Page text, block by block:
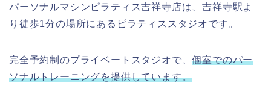
パーソナルマシンピラティス吉祥寺店は、吉祥寺駅よ
り徒歩1分の場所にあるピラティススタジオです。
完全予約制のプライベートスタジオで、個室でのパー
ソナルトレーニングを提供しています。